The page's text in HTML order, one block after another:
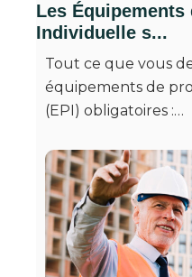
Les Équipements
Individuelle s...
Tout ce que vous
équipements de
(EPI) obligatoires :…